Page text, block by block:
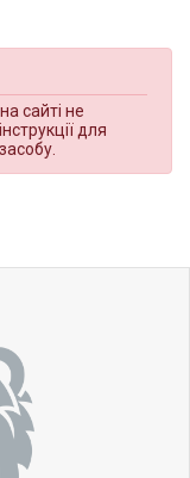
сайті не
для